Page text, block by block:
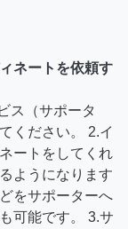
ネートを依頼す
ス（サポータ
ください。 2.イ
ートをしてくれ
ようになります
をサポーターへ
可能です。 3.サ